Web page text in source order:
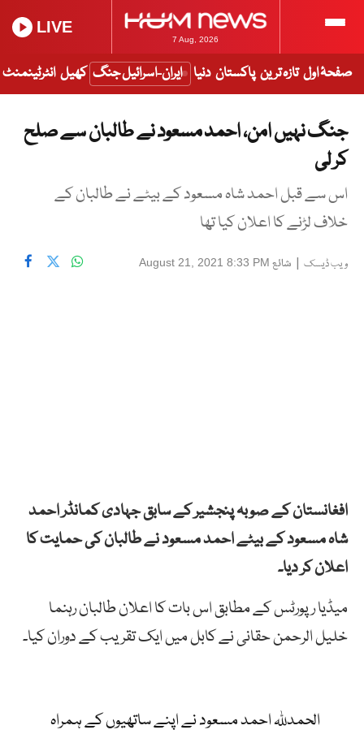
7 Aug, 2026
LIVE
صفحۂ اول تازہ ترین پاکستان دنیا ایران-اسرائیل جنگ کھیل انٹرٹینمنٹ
جنگ نہیں امن، احمد مسعود نے طالبان سے صلح
کر لی
اس سے قبل احمد شاہ مسعود کے بیٹے نے طالبان کے
خلاف لڑنے کا اعلان کیا تھا
ویب ڈیسک | شائع August 21, 2021 8:33 PM
افغانستان کے صوبہ پنجشیر کے سابق جہادی کمانڈر احمد
شاہ مسعود کے بیٹے احمد مسعود نے طالبان کی حمایت کا
اعلان کر دیا۔
میڈیا رپورٹس کے مطابق اس بات کا اعلان طالبان رہنما
خلیل الرحمن حقانی نے کابل میں ایک تقریب کے دوران کیا۔
الحمدللہ احمد مسعود نے اپنے ساتھیوں کے ہمراہ